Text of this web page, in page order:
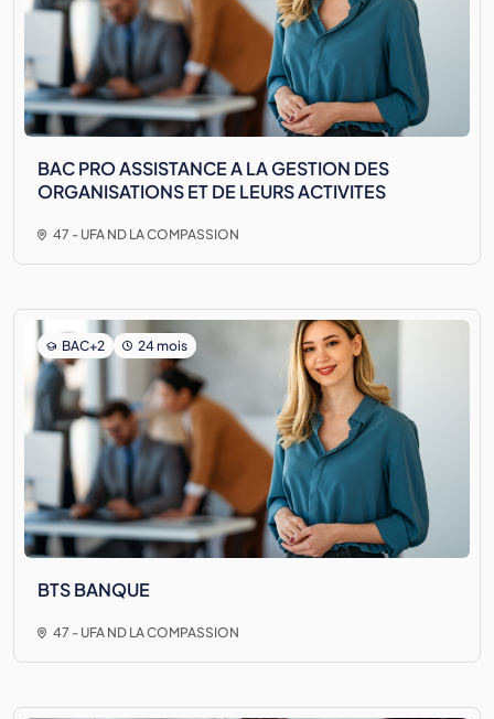
BAC PRO ASSISTANCE A LA GESTION DES
ORGANISATIONS ET DE LEURS ACTIVITES
47 - UFA ND LA COMPASSION
BAC+2 24 mois
BTS BANQUE
47 - UFA ND LA COMPASSION